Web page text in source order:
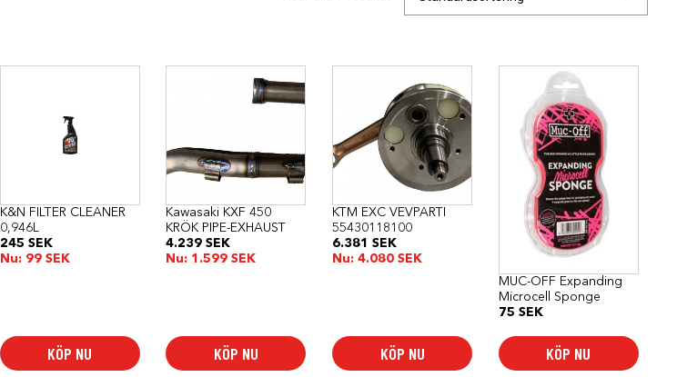
K&N FILTER CLEANER
0,946L
245 SEK
Nu: 99 SEK
KÖP NU
Kawasaki KXF 450
KRÖK PIPE-EXHAUST
4.239SEK
Nu: 1.599SEK
KÖP NU
KTM EXC VEVPARTI
55430118100
6.381SEK
Nu:4.080SEK
KÖP NU
MUC-OFF Expanding
Microcell Sponge
75 SEK
KÖP NU